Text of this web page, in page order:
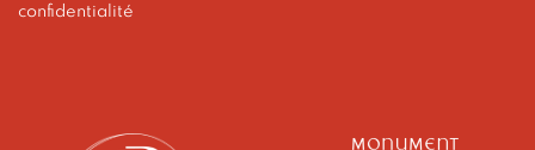
confidentialité